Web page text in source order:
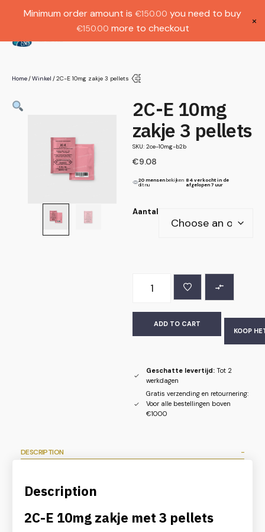
€1000.
Home/Winkel /2C-E 10mg zakje 3 pellets
2C-E 10mg
zakje 3 pellets
SKU: 2ce-10mg-b2b
€9.08
20 mensen bekijken
dit nu
84 verkocht in de
afgelopen 7 uur
Aantal
ADD TO CART
KOOP
Geschatte levertijd:Tot 2
werkdagen
Gratis verzending en retournering:
Voor alle bestellingen boven
€1000
DESCRIPTION
Description
2C-E 10mg zakje met 3 pellets
Minimum order amount is €150.00 you need to buy
€150.00 more to checkout
×